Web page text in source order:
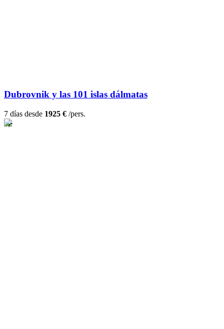
Dubrovnik y las 101 islas dálmatas
7 días desde 1925 € /pers.